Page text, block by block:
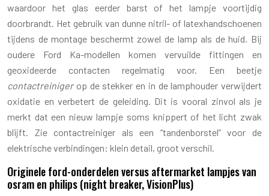
waardoor het glas eerder barst of het lampje voortijdig
doorbrandt. Het gebruik van dunne nitril- of latexhandschoenen
tijdens de montage beschermt zowel de lamp als de huid. Bij
oudere Ford Ka-modellen komen vervuilde fittingen en
geoxideerde contacten regelmatig voor. Een beetje
contactreinigerop de stekker en in de lamphouder verwijdert
oxidatie en verbetert de geleiding. Dit is vooral zinvol als je
merkt dat een nieuw lampje soms knippert of het licht zwak
blijft. Zie contactreiniger als een “tandenborstel” voor de
elektrische verbindingen: klein detail, groot verschil.
Originele ford-onderdelen versus aftermarket lampjes van
osram en philips (night breaker, VisionPlus)